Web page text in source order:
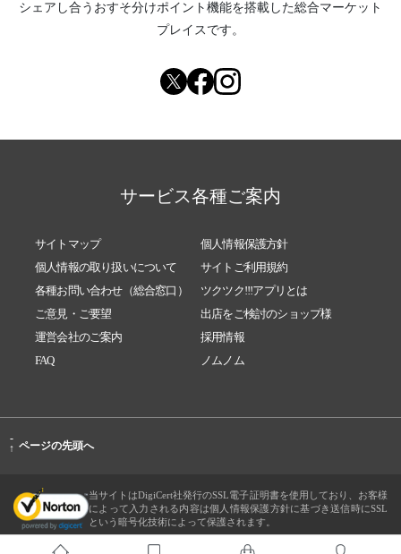
シェアし合う おすそ分けポイント機能を搭載した総合マーケット
プレイスです。
サービス各種ご案内
サイトマップ
個人情報保護方針
個人情報の取り扱いについて
サイトご利用規約
各種お問い合わせ（総合窓口）
ツクツク!!!アプリとは
ご意見・ご要望
出店をご検討のショップ様
運営会社のご案内
採用情報
FAQ
ノムノム
-
↑ ページの先頭へ
当サイトはDigiCert社発行のSSL電子証明書を使用しており、お客様
によって入力される内容は個人情報保護方針に基づき送信時にSSL
という暗号化技術によって保護されます。